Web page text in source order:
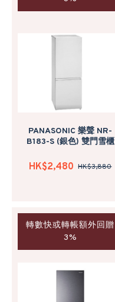
PANASONIC 樂聲 NR-
B183-S (銀色) 雙門雪櫃
HK$2,480 HK$3,880
轉數快或轉帳額外回贈
3%